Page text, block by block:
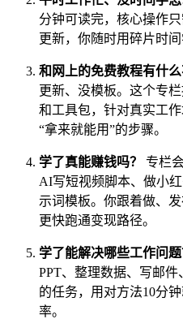
分钟可读完，核心操作
更新，你随时用碎片时
和网上的免费教程有什么
更新、没模板。这个专
和工具包，针对真实工
“拿来就能用”的步骤。
学了真能赚钱吗？
专栏
AI写短视频脚本、做小
示词模板。你跟着做、
更快跑通变现路径。
学了能解决哪些工作问题
PPT、整理数据、写邮
的任务，用对方法10分
率。